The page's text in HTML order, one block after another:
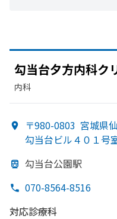
勾当台夕方内科ク
内科
〒980-0803 宮城県
勾当台ビル４０１号
勾当台公園駅
070-8564-8516
対応診療科